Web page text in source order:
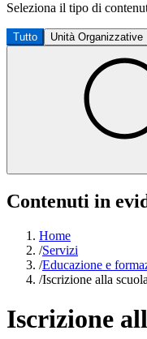
Seleziona il tipo di
Tutto Unità Organizzative
Contenuti in
Home
/Servizi
/Educazione e
/Iscrizione alla
Iscrizione